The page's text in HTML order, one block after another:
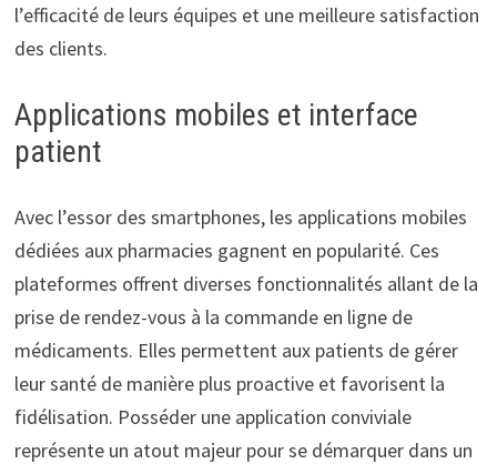
l’efficacité de leurs équipes et une meilleure satisfaction
des clients.
Applications mobiles et interface
patient
Avec l’essor des smartphones, les applications mobiles
dédiées aux pharmacies gagnent en popularité. Ces
plateformes offrent diverses fonctionnalités allant de la
prise de rendez-vous à la commande en ligne de
médicaments. Elles permettent aux patients de gérer
leur santé de manière plus proactive et favorisent la
fidélisation. Posséder une application conviviale
représente un atout majeur pour se démarquer dans un